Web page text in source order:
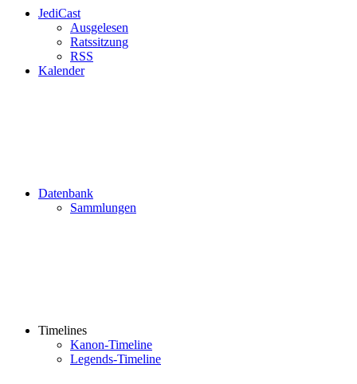
JediCast
Ausgelesen
Ratssitzung
RSS
Kalender
Datenbank
Sammlungen
Timelines
Kanon-Timeline
Legends-Timeline